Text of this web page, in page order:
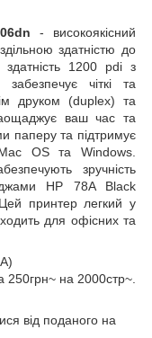
- високоякісний
здатністю до
1200 pdi з
чіткі та
друком (duplex) та
ваш час та
паперу та підтримує
OS та Windows.
зручність
HP 78A Black
принтер легкий у
для офісних та
250грн~ на 2000стр~.
від поданого на